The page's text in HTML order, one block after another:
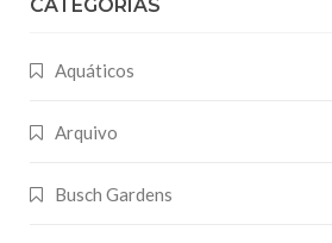
CATEGORIAS
Aquáticos
Arquivo
Busch Gardens